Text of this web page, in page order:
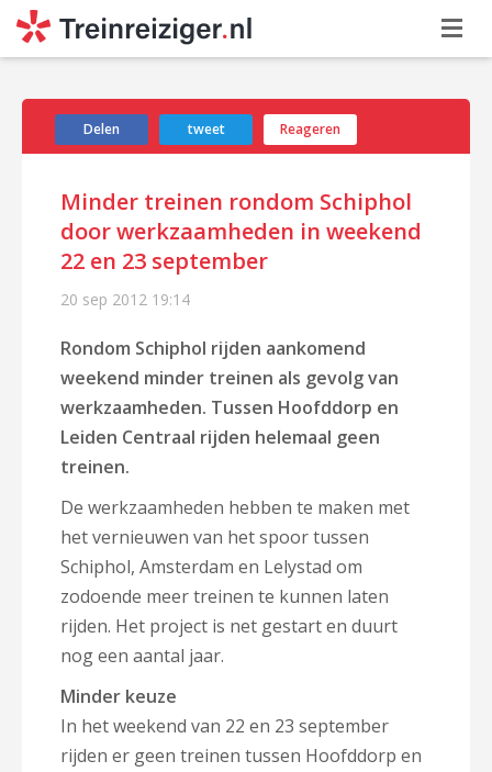
Delen tweet Reageren
Minder treinen rondom Schiphol
door werkzaamheden in weekend
22 en 23 september
20 sep 2012 19:14
Rondom Schiphol rijden aankomend
weekend minder treinen als gevolg van
werkzaamheden. Tussen Hoofddorp en
Leiden Centraal rijden helemaal geen
treinen.
De werkzaamheden hebben te maken met
het vernieuwen van het spoor tussen
Schiphol, Amsterdam en Lelystad om
zodoende meer treinen te kunnen laten
rijden. Het project is net gestart en duurt
nog een aantal jaar.
Minder keuze
In het weekend van 22 en 23 september
rijden er geen treinen tussen Hoofddorp en